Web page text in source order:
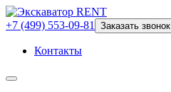
+7 (499) 553-09-81 Заказать звонок
Контакты